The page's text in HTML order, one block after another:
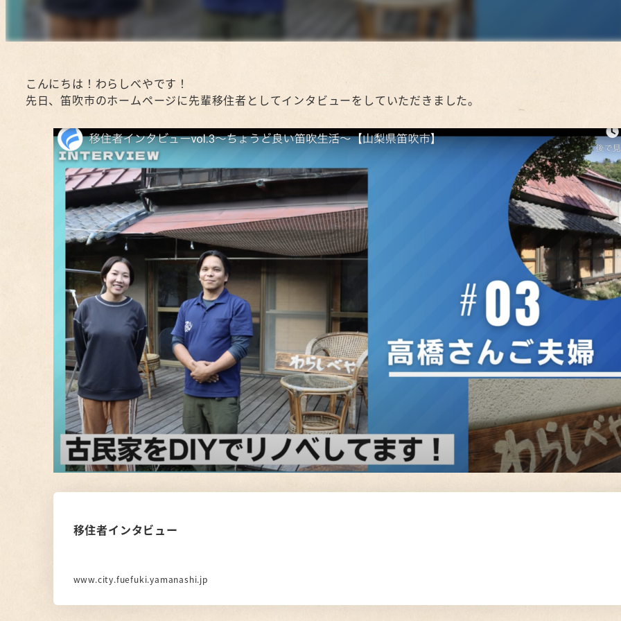
こんにちは！わらしべやです！
先日、笛吹市のホームページに先輩移住者としてインタビューをしていただきました。
移住者インタビュー
www.city.fuefuki.yamanashi.jp